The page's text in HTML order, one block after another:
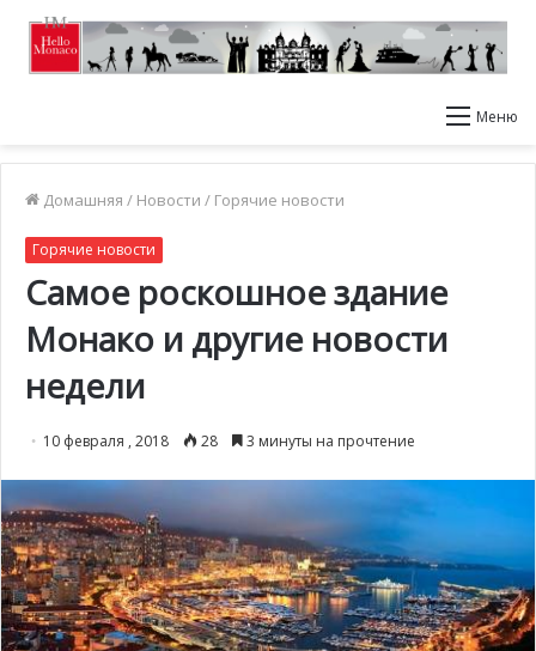
Меню
Домашняя / Новости / Горячие новости
Горячие новости
Самое роскошное здание
Монако и другие новости
недели
10 февраля , 2018 28 3 минуты на прочтение